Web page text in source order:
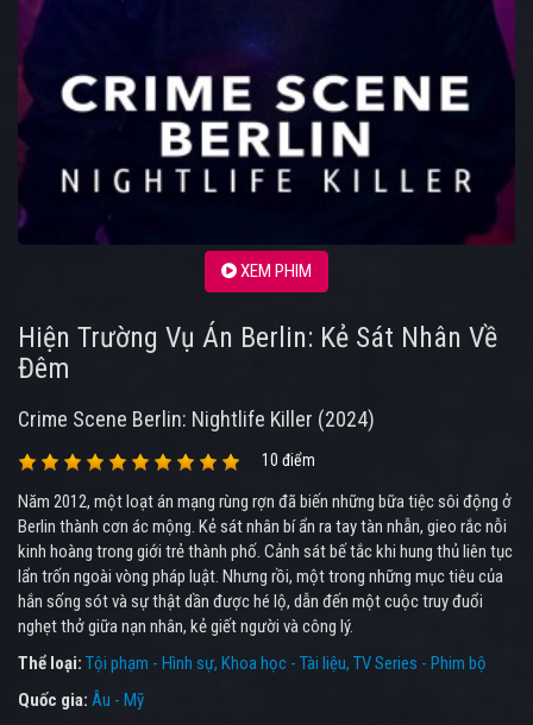
XEM PHIM
Hiện Trường Vụ Án Berlin: Kẻ Sát Nhân Về
Đêm
Crime Scene Berlin: Nightlife Killer (2024)
10 điểm
Năm 2012, một loạt án mạng rùng rợn đã biến những bữa tiệc sôi động ở
Berlin thành cơn ác mộng. Kẻ sát nhân bí ẩn ra tay tàn nhẫn, gieo rắc nỗi
kinh hoàng trong giới trẻ thành phố. Cảnh sát bế tắc khi hung thủ liên tục
lẩn trốn ngoài vòng pháp luật. Nhưng rồi, một trong những mục tiêu của
hắn sống sót và sự thật dần được hé lộ, dẫn đến một cuộc truy đuổi
nghẹt thở giữa nạn nhân, kẻ giết người và công lý.
Thể loại: Tội phạm - Hình sự Khoa học - Tài liệu TV Series - Phim bộ
Quốc gia: Âu - Mỹ